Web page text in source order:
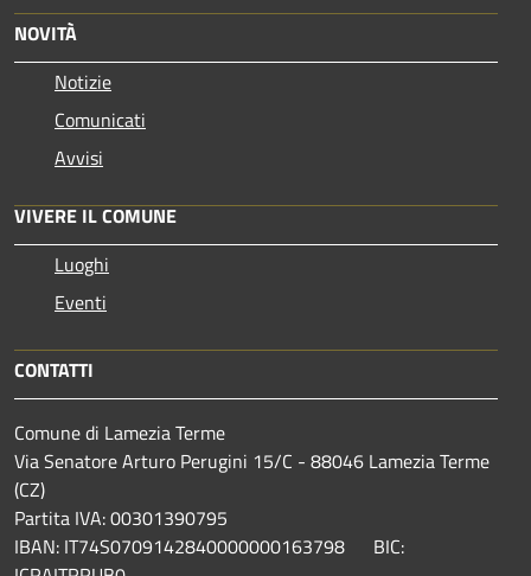
NOVITÀ
Notizie
Comunicati
Avvisi
VIVERE IL COMUNE
Luoghi
Eventi
CONTATTI
Comune di Lamezia Terme
Via Senatore Arturo Perugini 15/C - 88046 Lamezia Terme
(CZ)
Partita IVA: 00301390795
IBAN: IT74S0709142840000000163798 BIC: